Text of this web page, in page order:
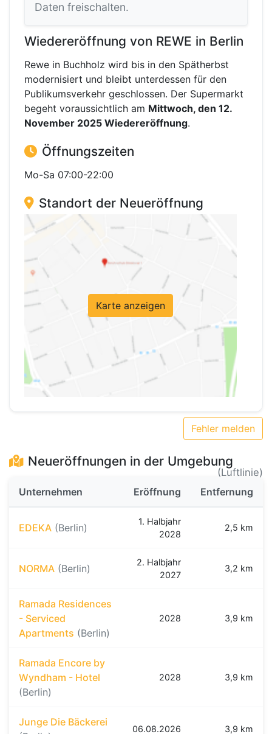
Daten freischalten.
Wiedereröffnung von REWE in Berlin
Rewe in Buchholz wird bis in den Spätherbst
modernisiert und bleibt unterdessen für den
Publikumsverkehr geschlossen. Der Supermarkt
begeht voraussichtlich am Mittwoch, den 12.
November 2025 Wiedereröffnung.
Öffnungszeiten
Mo-Sa 07:00-22:00
Standort der Neueröffnung
Karte anzeigen
Fehler melden
Neueröffnungen in der Umgebung
(Luftlinie)
Unternehmen
Eröffnung Entfernung
EDEKA (Berlin)
1. Halbjahr
2028
2,5 km
NORMA (Berlin)
2. Halbjahr
2027
3,2 km
Ramada Residences
- Serviced
Apartments (Berlin)
2028 3,9 km
Ramada Encore by
Wyndham - Hotel
(Berlin)
2028 3,9 km
Junge Die Bäckerei
06.08.2026 3,9 km